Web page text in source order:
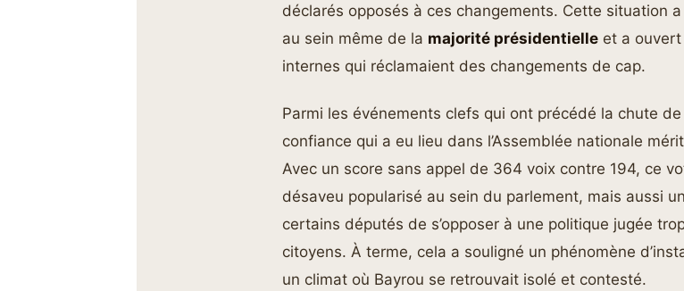
déclarés opposés à ces changements. Cette situation
au sein même de la majorité présidentielle et a
internes qui réclamaient des changements de cap.
Parmi les événements clefs qui ont précédé la chute
confiance qui a eu lieu dans l’Assemblée nationale
Avec un score sans appel de 364 voix contre 194, ce
désaveu popularisé au sein du parlement, mais aussi
certains députés de s’opposer à une politique jugée
citoyens. À terme, cela a souligné un phénomène
un climat où Bayrou se retrouvait isolé et contesté.